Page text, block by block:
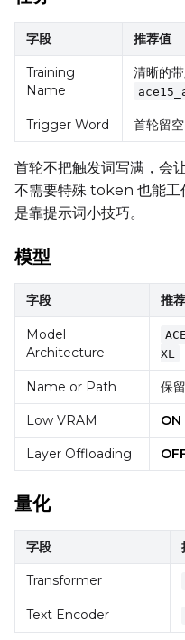
字段 推荐值
Training
Name
清晰的
Trigger Word 首轮留空
首轮不把触发词写满，会
不需要特殊 token 也能工
是靠提示词小技巧。
模型
字段 推
Model
Architecture
XL
Name or Path 保
Low VRAM ON
Layer Offloading
量化
字段
Transformer
Text Encoder